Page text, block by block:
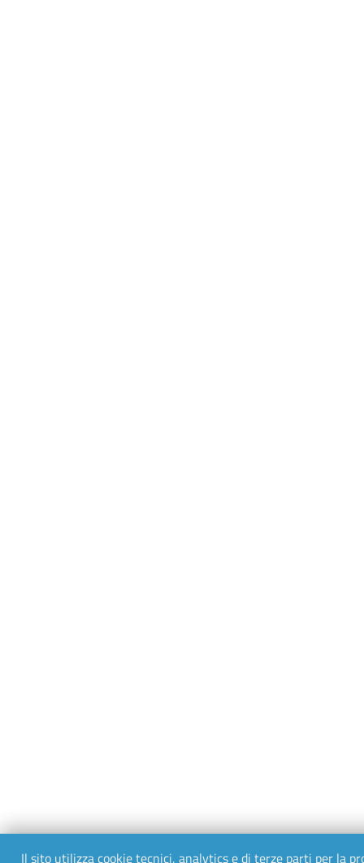
Il sito utilizza cookie tecnici, analytics e di terze parti per la